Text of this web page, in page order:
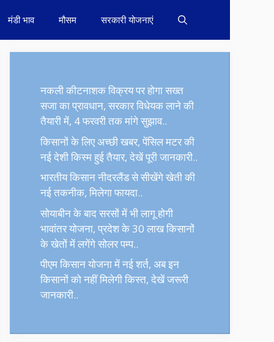
मंडी भाव मौसम सरकारी योजनाएं
नकली कीटनाशक विक्रय पर होगा सख्त
सजा का प्रावधान, सरकार विधेयक लाने की
तैयारी में, 4 फरवरी तक मांगे सुझाव..
किसानों के लिए अच्छी खबर, पेंसिल मटर की
नई देशी किस्म हुई तैयार, देखें पूरी जानकारी..
भारतीय किसान नीदरलैंड से सीखेंगे खेती की
नई तकनीक, मिलेगा फायदा..
सोयाबीन के बाद सरसों में भी लागू होगी
भावांतर योजना, प्रदेश के 30 लाख किसानों
के खेतों में लगेंगे सोलर पम्प..
पीएम किसान योजना में नई शर्त, अब इन
किसानों को नहीं मिलेगी किस्त, देखें जरूरी
जानकारी..